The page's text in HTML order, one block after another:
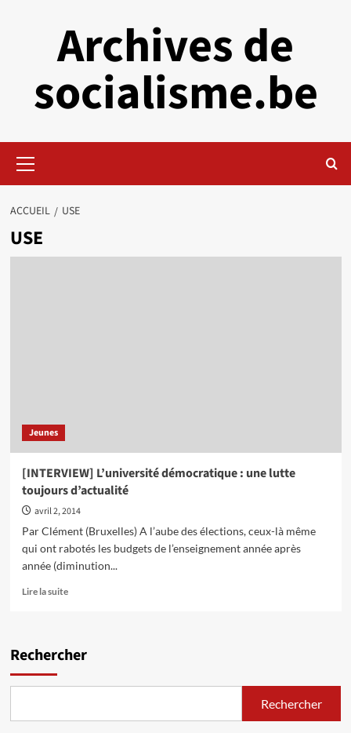
Archives de
socialisme.be
principal
ACCUEIL USE
USE
Jeunes
[INTERVIEW] L’université démocratique : une lutte
toujours d’actualité
avril 2, 2014
Par Clément (Bruxelles) A l’aube des élections, ceux-là même
qui ont rabotés les budgets de l’enseignement année après
année (diminution...
Lire la suiteEn
[INTERVIEW]
L’université
lutte
Rechercher
Rechercher